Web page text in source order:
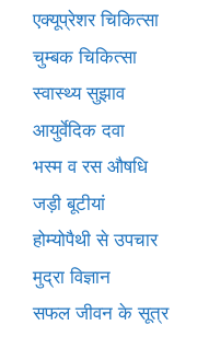
एक्यूप्रेशर चिकित्सा
चुम्बक चिकित्सा
स्वास्थ्य सुझाव
आयुर्वेदिक दवा
भस्म व रस औषधि
जड़ी बूटीयां
होम्योपैथी से उपचार
मुद्रा विज्ञान
सफल जीवन के सूत्र